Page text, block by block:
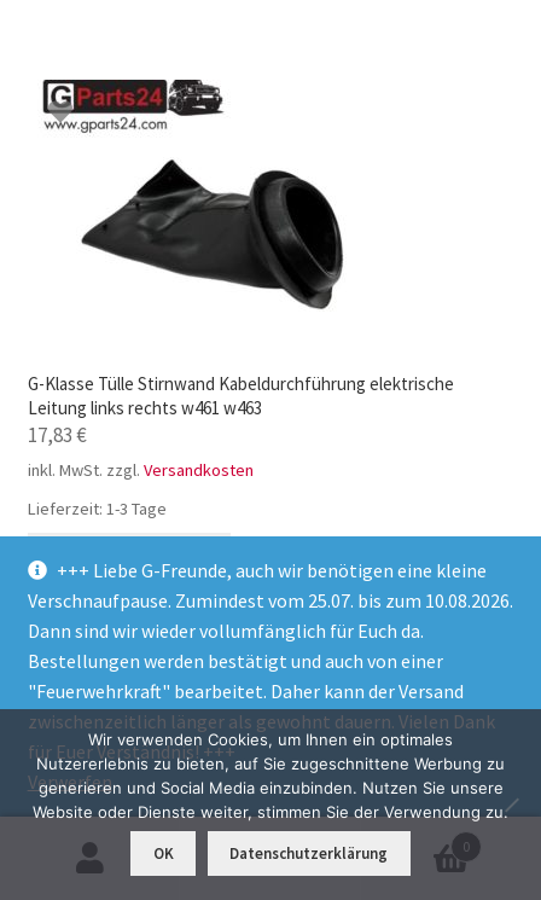
+++ Liebe G-Freunde, auch wir benötigen eine kleine
Verschnaufpause. Zumindest vom 25.07. bis zum 10.08.2026.
Dann sind wir wieder vollumfänglich für Euch da.
Bestellungen werden bestätigt und auch von einer
"Feuerwehrkraft" bearbeitet. Daher kann der Versand
zwischenzeitlich länger als gewohnt dauern. Vielen Dank
für Euer Verständnis! +++
Verwerfen
G-Klasse Tülle Stirnwand Kabeldurchführung elektrische
Leitung links rechts w461 w463
17,83€
inkl. MwSt. zzgl. Versandkosten
Lieferzeit: 1-3 Tage
In den Warenkorb
57–84 von 104 Ergebnissen werden angezeigt
1 2 3 4
0
Wir verwenden Cookies, um Ihnen ein optimales
Nutzererlebnis zu bieten, auf Sie zugeschnittene Werbung zu
generieren und Social Media einzubinden. Nutzen Sie unsere
Website oder Dienste weiter, stimmen Sie der Verwendung zu.
OK Datenschutzerklärung